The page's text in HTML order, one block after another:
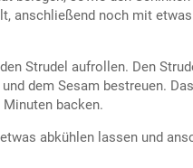
anschließend noch mit
Strudel aufrollen. Den
dem Sesam bestreuen.
Minuten backen.
abkühlen lassen und